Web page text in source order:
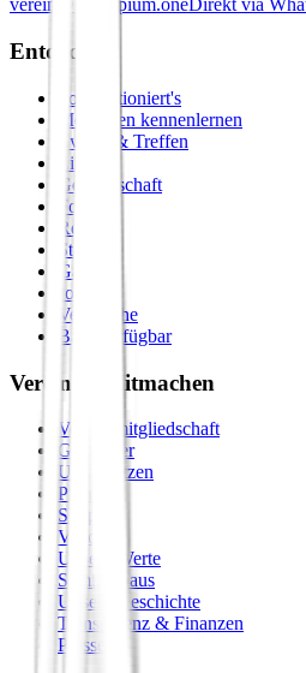
verein@principium.oneDirekt via
Entdecken
So funktioniert's
Menschen kennenlernen
Events & Treffen
Zirkel
Gemeinschaft
Formate
Retreats
Städte
Galerie
Journal
Vergleiche
Bald verfügbar
Verein & Mitmachen
Vereinsmitgliedschaft
Gastgeber
Unterstützen
Premium
Shop
Vision
Unsere Werte
Seminarhaus
Unsere Geschichte
Transparenz & Finanzen
Presse